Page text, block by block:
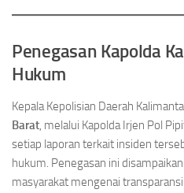
Penegasan Kapolda
Hukum
Kepala Kepolisian Daerah
Barat, melalui Kapolda Irjen Pol
setiap laporan terkait insiden
hukum. Penegasan ini
masyarakat mengenai